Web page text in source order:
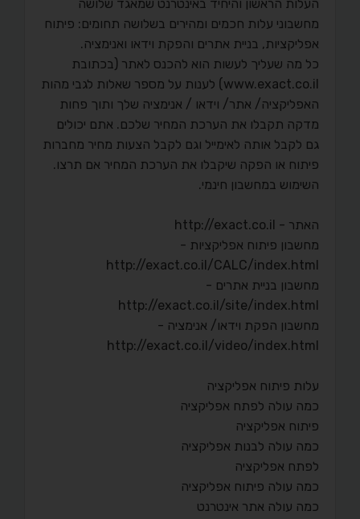
העלות הראשון והיחיד באינטרנט שמאגד שלושה
מחשבוני עלות חכמים ומהירים בשלושה תחומים: פיתוח
אפליקציות, בניית אתרים והפקת וידאו ואנימציה.
כל מה שעליך לעשות הוא להכנס לאתר (בכתובת
www.exact.co.il) לענות על מספר שאלות לגבי מהות
האפליקציה/ אתר/ וידאו / אנימציה שלך ותוך פחות
מדקה תקבלו את הערכת המחיר שלכם. אתם יכולים
גם לקבל אותה לאימייל וגם לקבל הצעות מחיר מחברות
פיתוח או הפקה שיקבלו את הערכת המחיר אם תרצו.
השימוש במחשבון חינמי.
האתר - http://exact.co.il
מחשבון פיתוח אפליקציות -
http://exact.co.il/CALC/index.html
מחשבון בניית אתרים -
http://exact.co.il/site/index.html
מחשבון הפקת וידאו/ אנימציה -
http://exact.co.il/video/index.html
עלות פיתוח אפליקציה
כמה עולה לפתח אפליקציה
פיתוח אפליקציה
כמה עולה לבנות אפליקציה
לפתח אפליקציה
כמה עולה פיתוח אפליקציה
כמה עולה אתר אינטרנט